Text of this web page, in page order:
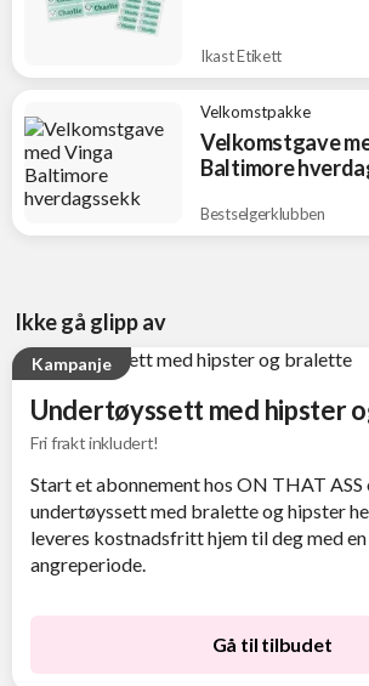
Ikast Etikett
Velkomstpakke
Velkomstgave
Baltimore
Bestselgerklubben
Ikke gå glipp av
Kampanje
Undertøyssett med hipster
Fri frakt inkludert!
Start et abonnement hos ON THAT
undertøyssett med bralette og hipster
leveres kostnadsfritt hjem til deg med
angreperiode.
Gå til tilbudet